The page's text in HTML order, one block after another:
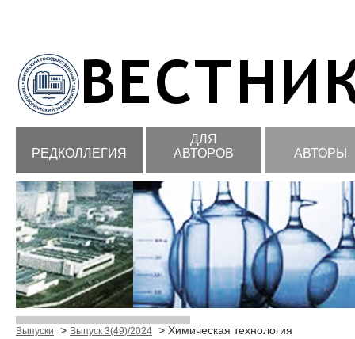
РЕДКОЛЛЕГИЯ
ДЛЯ
АВТОРОВ
АВТОРЫ
Выпуски > Выпуск 3(49)/2024 > Химическая технология